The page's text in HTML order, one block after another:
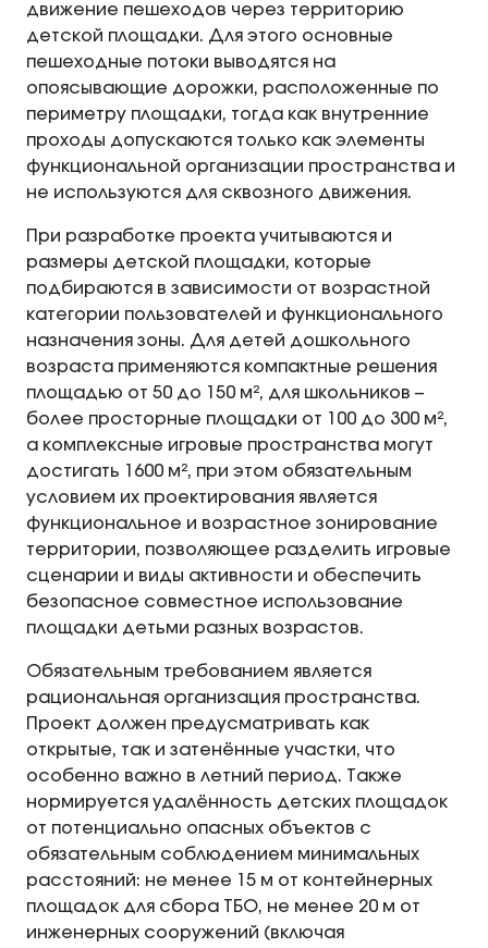
движение пешеходов через территорию
детской площадки. Для этого основные
пешеходные потоки выводятся на
опоясывающие дорожки, расположенные по
периметру площадки, тогда как внутренние
проходы допускаются только как элементы
функциональной организации пространства и
не используются для сквозного движения.
При разработке проекта учитываются и
размеры детской площадки, которые
подбираются в зависимости от возрастной
категории пользователей и функционального
назначения зоны. Для детей дошкольного
возраста применяются компактные решения
площадью от 50 до 150 м², для школьников –
более просторные площадки от 100 до 300 м²,
а комплексные игровые пространства могут
достигать 1600 м², при этом обязательным
условием их проектирования является
функциональное и возрастное зонирование
территории, позволяющее разделить игровые
сценарии и виды активности и обеспечить
безопасное совместное использование
площадки детьми разных возрастов.
Обязательным требованием является
рациональная организация пространства.
Проект должен предусматривать как
открытые, так и затенённые участки, что
особенно важно в летний период. Также
нормируется удалённость детских площадок
от потенциально опасных объектов с
обязательным соблюдением минимальных
расстояний: не менее 15 м от контейнерных
площадок для сбора ТБО, не менее 20 м от
инженерных сооружений (включая